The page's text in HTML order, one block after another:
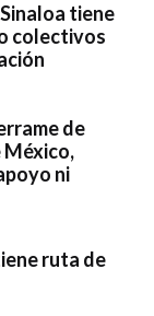
tiene
colectivos
de
ni
ruta de